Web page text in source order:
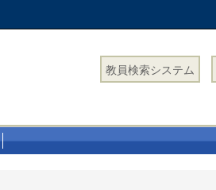
教員検索システム